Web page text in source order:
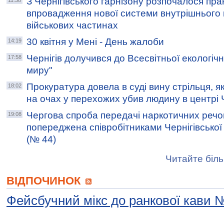
впровадження нової системи
військових частинах
14:19 30 квітня у Мені - День жалоби
17:58
Чернігів долучився до Всесвітньої
миру"
18:02
Прокуратура довела в суді вину стрільця,
на очах у перехожих убив людину в центрі
19:08
Чергова спроба передачі наркотичних
попереджена співробітниками Чернігівської
(№ 44)
Читайте
ВІДПОЧИНОК
Фейсбучний мікс до ранкової кави